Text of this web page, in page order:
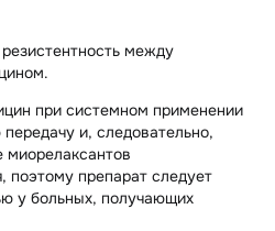
между
.
при системном применении
и, следовательно,
миорелаксантов
поэтому препарат следует
у больных, получающих